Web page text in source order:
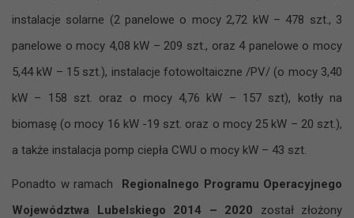
instalacje solarne (2 panelowe o mocy 2,72 kW – 478 szt., 3
panelowe o mocy 4,08 kW – 209 szt., oraz 4 panelowe o mocy
5,44 kW – 15 szt.), instalacje fotowoltaiczne /PV/ (o mocy 3,40
kW – 158 szt. oraz o mocy 4,76 kW – 157 szt), kotły na
biomasę (o mocy 16 kW -19 szt. oraz o mocy 25 kW – 20 szt.),
a także instalacja pomp ciepła CWU o mocy kW – 43 szt.
Ponadto w ramach Regionalnego Programu Operacyjnego
Województwa Lubelskiego 2014 – 2020 został złożony